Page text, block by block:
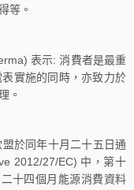
等。
表示: 消費者是最重
實施的同時，亦致力於
。
於同年十月二十五日通
2012/27/EC) 中，第十
十四個月能源消費資料